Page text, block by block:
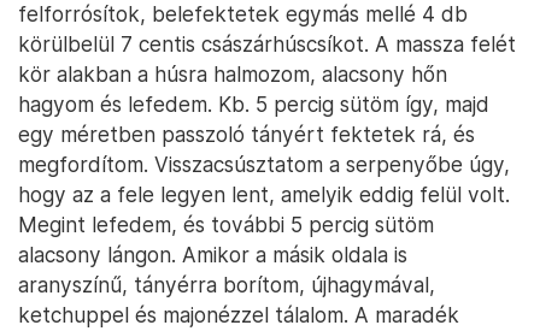
felforrósítok, belefektetek egymás mellé 4 db
körülbelül 7 centis császárhúscsíkot. A massza felét
kör alakban a húsra halmozom, alacsony hőn
hagyom és lefedem. Kb. 5 percig sütöm így, majd
egy méretben passzoló tányért fektetek rá, és
megfordítom. Visszacsúsztatom a serpenyőbe úgy,
hogy az a fele legyen lent, amelyik eddig felül volt.
Megint lefedem, és további 5 percig sütöm
alacsony lángon. Amikor a másik oldala is
aranyszínű, tányérra borítom, újhagymával,
ketchuppel és majonézzel tálalom. A maradék